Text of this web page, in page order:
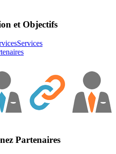
et Objectifs
Services
Partenaires